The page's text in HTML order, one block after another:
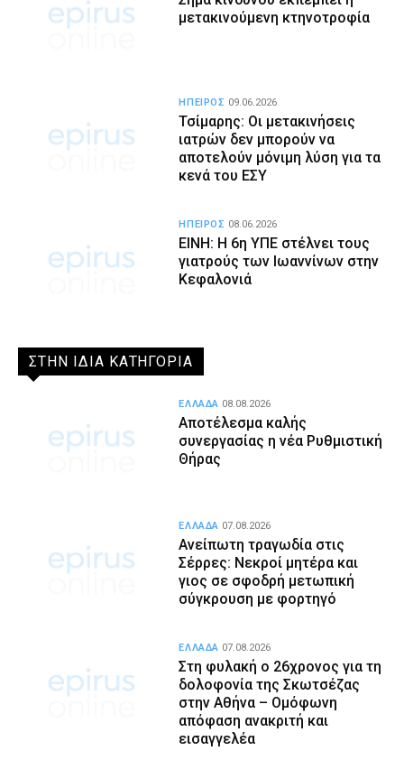
μετακινούμενη κτηνοτροφία
Τσίμαρης: Οι μετακινήσεις
ιατρών δεν μπορούν να
αποτελούν μόνιμη λύση για τα
κενά του ΕΣΥ
ΗΠΕΙΡΟΣ 09.06.2026
ΕΙΝΗ: Η 6η ΥΠΕ στέλνει τους
γιατρούς των Ιωαννίνων στην
Κεφαλονιά
ΗΠΕΙΡΟΣ 08.06.2026
ΣΤΗΝ ΙΔΙΑ ΚΑΤΗΓΟΡΙΑ
Αποτέλεσμα καλής
συνεργασίας η νέα Ρυθμιστική
Θήρας
ΕΛΛΑΔΑ 08.08.2026
Ανείπωτη τραγωδία στις
Σέρρες: Νεκροί μητέρα και
γιος σε σφοδρή μετωπική
σύγκρουση με φορτηγό
ΕΛΛΑΔΑ 07.08.2026
Στη φυλακή ο 26χρονος για τη
δολοφονία της Σκωτσέζας
στην Αθήνα – Ομόφωνη
απόφαση ανακριτή και
εισαγγελέα
ΕΛΛΑΔΑ 07.08.2026